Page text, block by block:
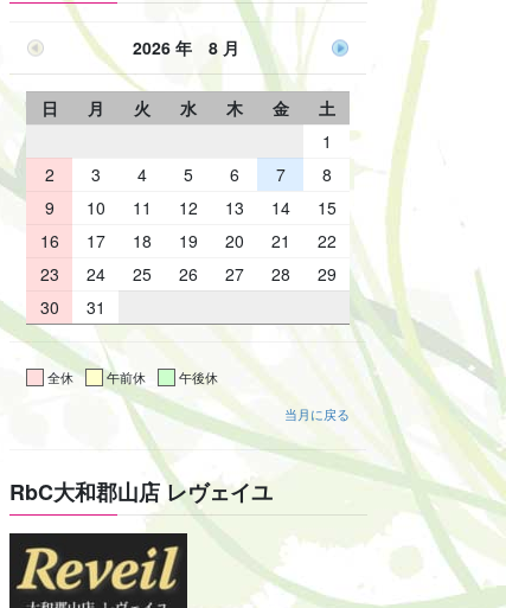
2026 年 8 月
日 月 火 水 木 金
土
1
2
3 4 5 6 7
8
9
10 11 12 13 14
15
16
17 18 19 20 21
22
23
24 25 26 27 28
29
30
31
全休 午前休
午後休
当月に戻る
RbC大和郡山店 レヴェイユ